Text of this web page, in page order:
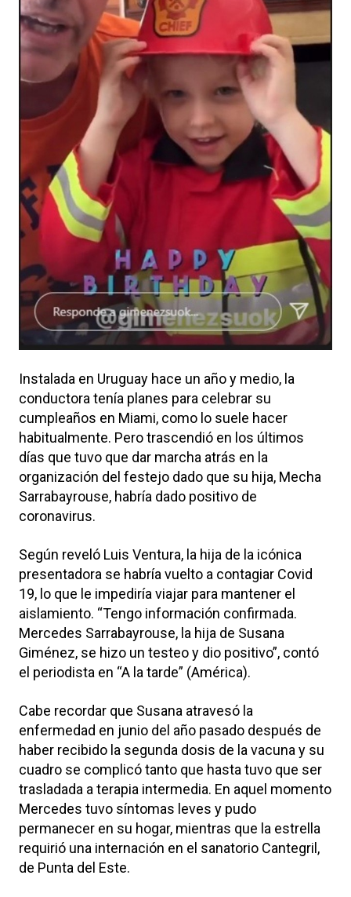
Instalada en Uruguay hace un año y medio, la
conductora tenía planes para celebrar su
cumpleaños en Miami, como lo suele hacer
habitualmente. Pero trascendió en los últimos
días que tuvo que dar marcha atrás en la
organización del festejo dado que su hija, Mecha
Sarrabayrouse, habría dado positivo de
coronavirus.
Según reveló Luis Ventura, la hija de la icónica
presentadora se habría vuelto a contagiar Covid
19, lo que le impediría viajar para mantener el
aislamiento. “Tengo información confirmada.
Mercedes Sarrabayrouse, la hija de Susana
Giménez, se hizo un testeo y dio positivo”, contó
el periodista en “A la tarde” (América).
Cabe recordar que Susana atravesó la
enfermedad en junio del año pasado después de
haber recibido la segunda dosis de la vacuna y su
cuadro se complicó tanto que hasta tuvo que ser
trasladada a terapia intermedia. En aquel momento
Mercedes tuvo síntomas leves y pudo
permanecer en su hogar, mientras que la estrella
requirió una internación en el sanatorio Cantegril,
de Punta del Este.